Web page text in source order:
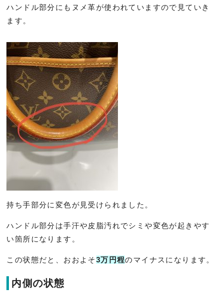
ハンドル部分にもヌメ革が使われていますので見ていき
ます。
持ち手部分に変色が見受けられました。
ハンドル部分は手汗や皮脂汚れでシミや変色が起きやす
い箇所にな ります。
この状態だと、おおよそ3万円程のマイナスになります。
内側の状態